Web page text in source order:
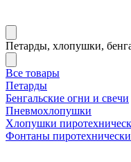
Петарды, хлопушки,
Все товары
Петарды
Бенгальские огни и свечи
Пневмохлопушки
Хлопушки
Фонтаны